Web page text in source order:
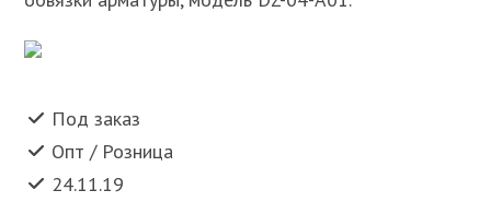
Под заказ
Опт / Розница
24.11.19